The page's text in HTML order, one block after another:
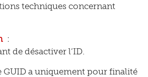
techniques concernant
:
de désactiver l’ID.
GUID a uniquement pour finalité